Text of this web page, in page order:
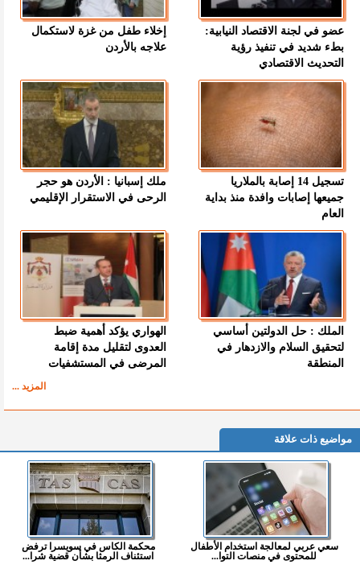
عضو في لجنة الاقتصاد النيابية:
بطء شديد في تنفيذ رؤية
التحديث الاقتصادي
إخلاء طفل من غزة لاستكمال
علاجه بالأردن
تسجيل 14 إصابة بالملاريا
جميعها إصابات وافدة منذ بداية
العام
ملك إسبانيا : الأردن هو حجر
الرحى في الاستقرار الإقليمي
الملك : حل الدولتين أساسي
لتحقيق السلام والازدهار في
المنطقة
الهواري يؤكد أهمية ضبط
العدوى لتقليل مدة إقامة
المرضى في المستشفيات
المزيد ...
مواضيع ذات علاقة
سعي عربي لمعالجة استخدام الأطفال
للمحتوى في منصات التوا...
محكمة الكاس في سويسرا ترفض
استئناف الرمثا بشأن قضية شرا...